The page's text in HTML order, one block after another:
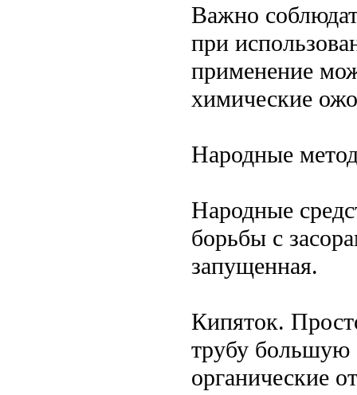
Важно
при
применение
химические
Народные
Народные
борьбы с
запущенная.
Кипяток.
трубу большую
органические